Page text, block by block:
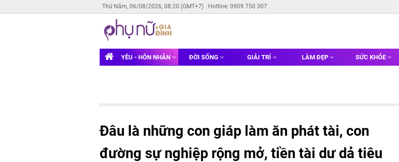
Thứ Năm, 06/08/2026, 08:20 (GMT+7) Hotline: 0909 750 307
YÊU - HÔN NHÂN ĐỜI SỐNG GIẢI TRÍ LÀM ĐẸP SỨC KHỎE
Đâu là những con giáp làm ăn phát tài, con
đường sự nghiệp rộng mở, tiền tài dư dả tiêu